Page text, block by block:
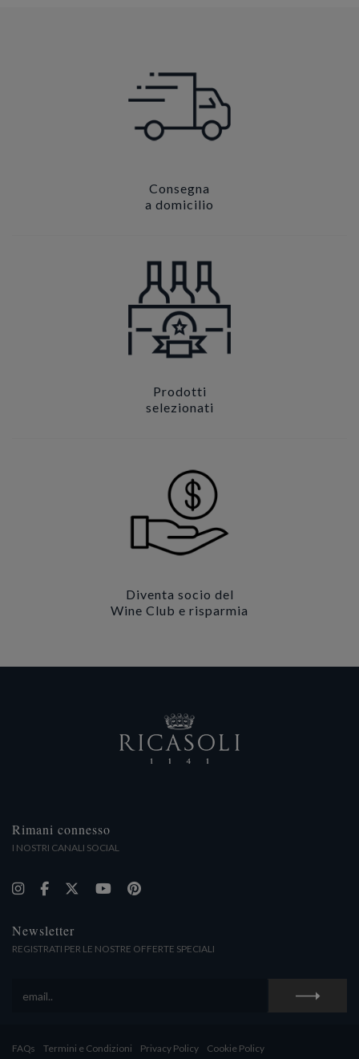
Consegna
a domicilio
Prodotti
selezionati
Diventa socio del
Wine Club e risparmia
Rimani connesso
I NOSTRI CANALI SOCIAL
Newsletter
REGISTRATI PER LE NOSTRE OFFERTE SPECIALI
FAQs Termini e Condizioni Privacy Policy Cookie Policy